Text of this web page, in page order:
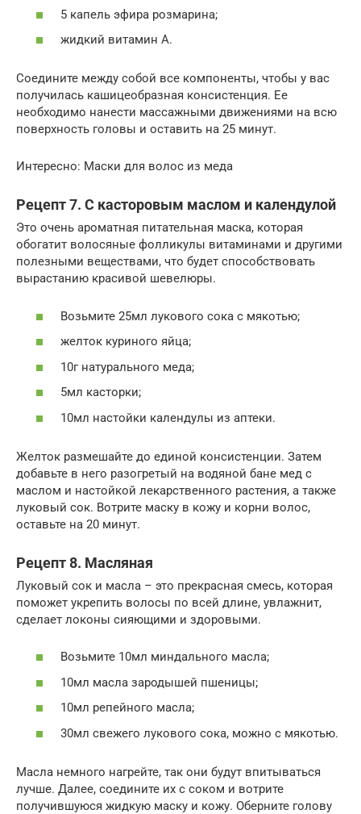
5 капель эфира розмарина;
жидкий витамин А.
Соедините между собой все компоненты, чтобы у вас
получилась кашицеобразная консистенция. Ее
необходимо нанести массажными движениями на всю
поверхность головы и оставить на 25 минут.
Интересно: Маски для волос из меда
Рецепт 7. С касторовым маслом и календулой
Это очень ароматная питательная маска, которая
обогатит волосяные фолликулы витаминами и другими
полезными веществами, что будет способствовать
вырастанию красивой шевелюры.
Возьмите 25мл лукового сока с мякотью;
желток куриного яйца;
10г натурального меда;
5мл касторки;
10мл настойки календулы из аптеки.
Желток размешайте до единой консистенции. Затем
добавьте в него разогретый на водяной бане мед с
маслом и настойкой лекарственного растения, а также
луковый сок. Вотрите маску в кожу и корни волос,
оставьте на 20 минут.
Рецепт 8. Масляная
Луковый сок и масла – это прекрасная смесь, которая
поможет укрепить волосы по всей длине, увлажнит,
сделает локоны сияющими и здоровыми.
Возьмите 10мл миндального масла;
10мл масла зародышей пшеницы;
10мл репейного масла;
30мл свежего лукового сока, можно с мякотью.
Масла немного нагрейте, так они будут впитываться
лучше. Далее, соедините их с соком и вотрите
получившуюся жидкую маску и кожу. Оберните голову